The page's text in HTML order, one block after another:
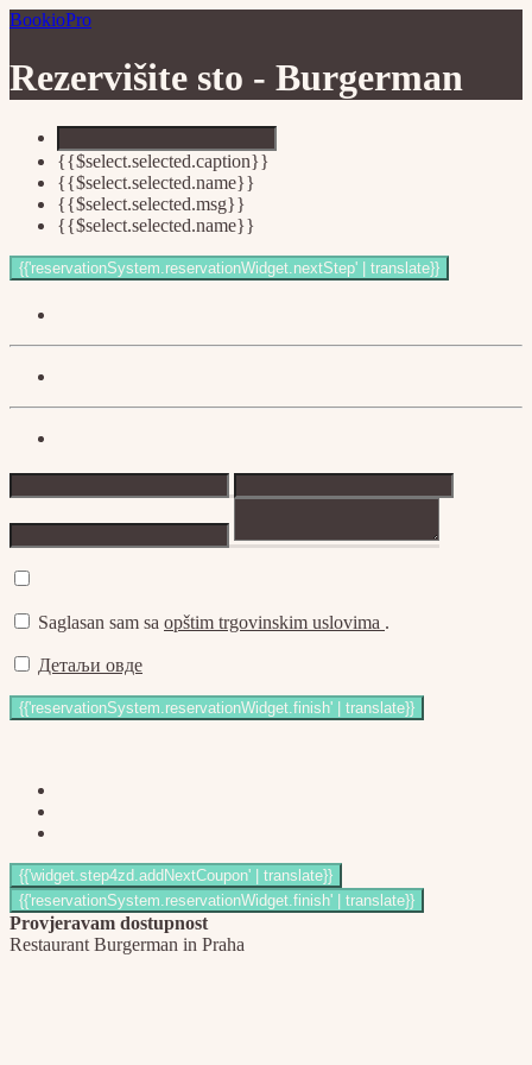
BookioPro
Rezervišite sto - Burgerman
{{$select.selected.caption}}
{{$select.selected.name}}
{{$select.selected.msg}}
{{$select.selected.name}}
Saglasan sam sa opštim trgovinskim uslovima .
Детаљи овде
Provjeravam dostupnost
Restaurant Burgerman in Praha